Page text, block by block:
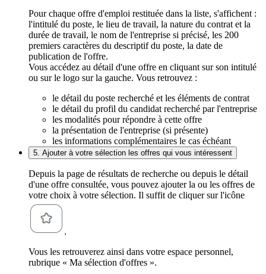
Pour chaque offre d'emploi restituée dans la liste, s'affichent :
l'intitulé du poste, le lieu de travail, la nature du contrat et la
durée de travail, le nom de l'entreprise si précisé, les 200
premiers caractères du descriptif du poste, la date de
publication de l'offre.
Vous accédez au détail d'une offre en cliquant sur son intitulé
ou sur le logo sur la gauche. Vous retrouvez :
le détail du poste recherché et les éléments de contrat
le détail du profil du candidat recherché par l'entreprise
les modalités pour répondre à cette offre
la présentation de l'entreprise (si présente)
les informations complémentaires le cas échéant
5. Ajouter à votre sélection les offres qui vous intéressent
Depuis la page de résultats de recherche ou depuis le détail
d'une offre consultée, vous pouvez ajouter la ou les offres de
votre choix à votre sélection. Il suffit de cliquer sur l'icône
.
Vous les retrouverez ainsi dans votre espace personnel,
rubrique « Ma sélection d'offres ».